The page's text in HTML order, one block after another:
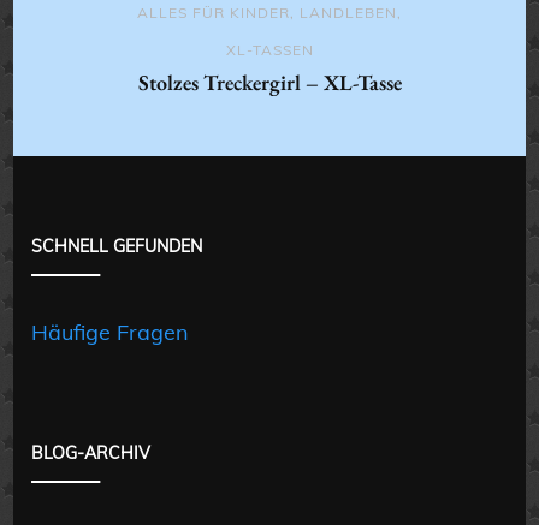
ALLES FÜR KINDER LANDLEBEN
XL-TASSEN
Stolzes Treckergirl – XL-Tasse
SCHNELL GEFUNDEN
Häufige Fragen
BLOG-ARCHIV